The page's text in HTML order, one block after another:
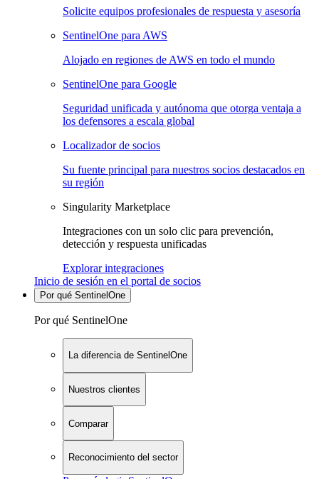
Solicite equipos profesionales de respuesta y asesoría
SentinelOne para AWS
Alojado en regiones de AWS en todo el mundo
SentinelOne para Google
Seguridad unificada y autónoma que otorga ventaja a
los defensores a escala global
Localizador de socios
Su fuente principal para nuestros socios destacados en
su región
Singularity Marketplace
Integraciones con un solo clic para prevención,
detección y respuesta unificadas
Explorar integraciones
Inicio de sesión en el portal de socios
Por qué SentinelOne
Por qué SentinelOne
La diferencia de SentinelOne
Nuestros clientes
Comparar
Reconocimiento del sector